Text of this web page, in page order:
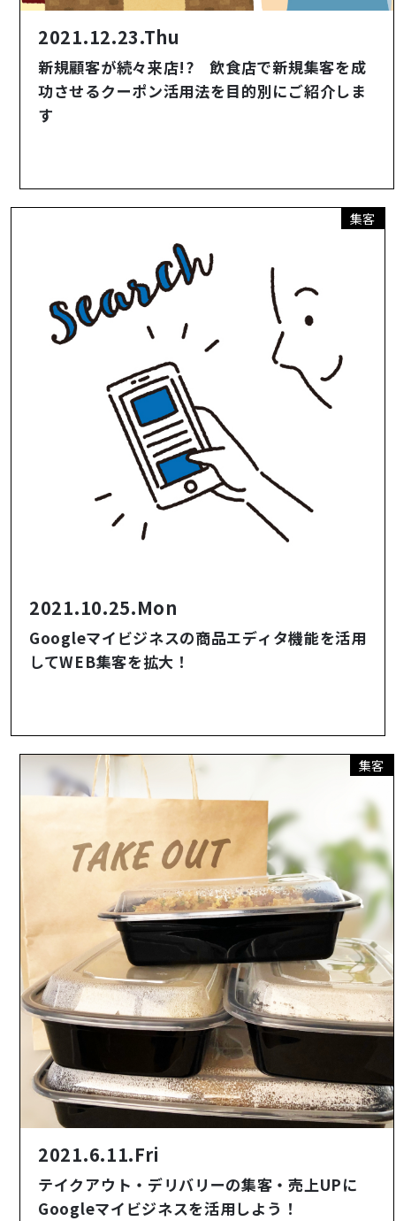
2021.12.23.Thu
新規顧客が続々来店!? 飲食店で新規集客を成
功させるクーポン活用法を目的別にご紹介しま
す
集客
2021.10.25.Mon
Googleマイビジネスの商品エディタ機能を活用
してWEB集客を拡大！
集客
2021.6.11.Fri
テイクアウト・デリバリーの集客・売上UPに
Googleマイビジネスを活用しよう！